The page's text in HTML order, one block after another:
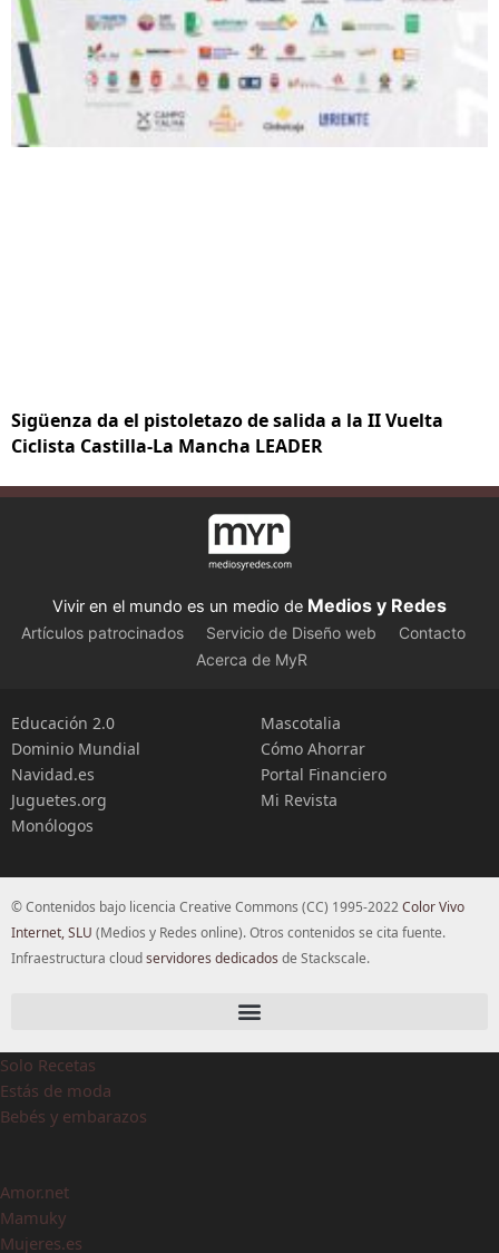
Sigüenza da el pistoletazo de salida a la II Vuelta
Ciclista Castilla-La Mancha LEADER
Vivir en el mundo es un medio de Medios y Redes
Artículos patrocinados Servicio de Diseño web
Contacto
Acerca de MyR
Educación 2.0
Dominio Mundial
Navidad.es
Juguetes.org
Monólogos
Mascotalia
Cómo Ahorrar
Portal Financiero
Mi Revista
© Contenidos bajo licencia Creative Commons (CC) 1995-2022Color Vivo
Internet, SLU (Medios y Redes online). Otros contenidos se cita fuente.
Infraestructura cloudservidores dedicados de Stackscale.
Solo Recetas
Estás de moda
Bebés y embarazos
Amor.net
Mamuky
Mujeres.es